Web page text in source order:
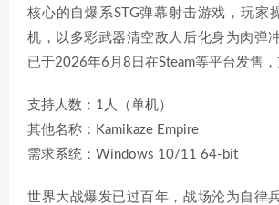
核心的自爆系STG弹幕射击游戏，玩家
机，以多彩武器清空敌人后化身为肉弹
已于2026年6月8日在Steam等平台发售，
支持人数：1人（单机）
其他名称：Kamikaze Empire
需求系统：Windows 10/11 64-bit
世界大战爆发已过百年，战场沦为自律